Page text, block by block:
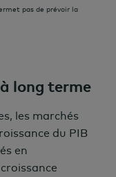
pas de prévoir la
long terme
les marchés
du PIB
en